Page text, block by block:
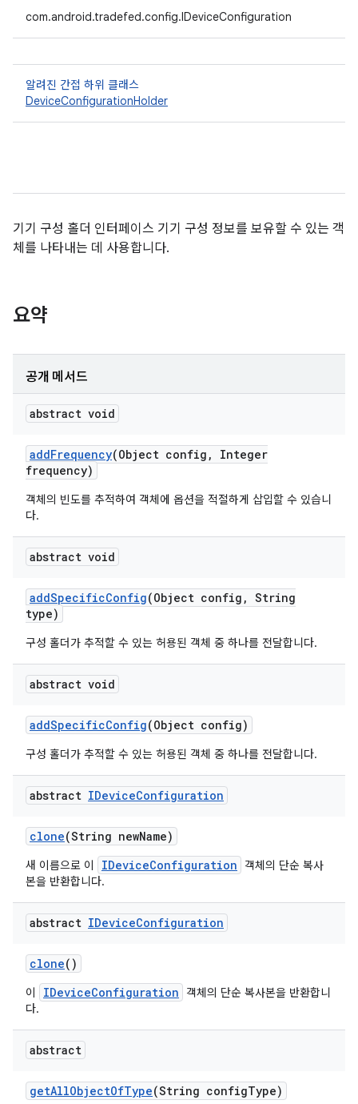
com.android.tradefed.config.IDeviceConfiguration
알려진 간접 하위 클래스
DeviceConfigurationHolder
기기 구성 홀더 인터페이스 기기 구성 정보를 보유할 수 있는 객
체를 나타내는 데 사용합니다.
요약
공개 메서드
abstract void
addFrequency(Object config ,
Integer
frequency)
객체의 빈도를 추적하여 객체에 옵션을 적절하게 삽입할 수 있습니
다.
abstract void
addSpecificConfig(Object config , String
type)
구성 홀더가 추적할 수 있는 허용된 객체 중 하나를 전달합니다.
abstract void
addSpecificConfig(Object config)
구성 홀더가 추적할 수 있는 허용된 객체 중 하나를 전달합니다.
abstract IDeviceConfiguration
clone(String newName)
새 이름으로 이 IDeviceConfiguration
객체의 단순 복사
본을 반환합니다.
abstract IDeviceConfiguration
clone()
이 IDeviceConfiguration
객체의 단순 복사본을 반환합니
다.
abstract
getAllObjectOfType(String configType)